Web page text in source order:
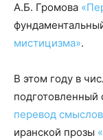
А.Б. Громова
мистицизма».
В этом году в
перевод
иранской прозы